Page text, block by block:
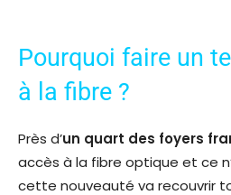
Pourquoi faire un
à la fibre ?
Près d’un quart des foyers
accès à la fibre optique et ce
cette nouveauté va recouvrir